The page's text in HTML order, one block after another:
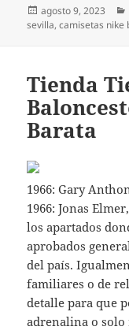
Publicado
el
agosto 9, 2023
sevilla,camisetas nike
Tienda
Barata
1966: Gary
1966: Jonas
los apartados
aprobados
del país.
familiares o de
detalle para que
adrenalina o solo